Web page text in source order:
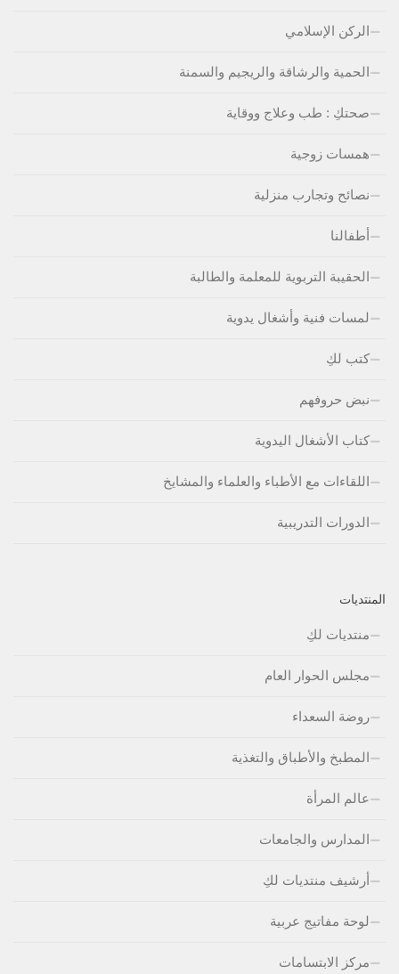
الركن الإسلامي
الحمية والرشاقة والريجيم والسمنة
صحتكِ : طب وعلاج ووقاية
همسات زوجية
نصائح وتجارب منزلية
أطفالنا
الحقيبة التربوية للمعلمة والطالبة
لمسات فنية وأشغال يدوية
كتب لكِ
نبض حروفهم
كتاب الأشغال اليدوية
اللقاءات مع الأطباء والعلماء والمشايخ
الدورات التدريبية
المنتديات
منتديات لكِ
مجلس الحوار العام
روضة السعداء
المطبخ والأطباق والتغذية
عالم المرأة
المدارس والجامعات
أرشيف منتديات لكِ
لوحة مفاتيج عربية
مركز الابتسامات